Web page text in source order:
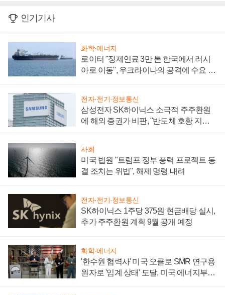
인기기사
화학·에너지
로이터 "정제연료 3만 톤 한국에서 러시
아로 이동", 우크라이나의 공격에 수요 늘
전자·전기·정보통신
삼성전자 SK하이닉스 소극적 주주환원
에 해외 증권가 비판, "반도체 호황 지속
사회
미국 법원 "트럼프 정부 풍력 프로젝트 동
결 조치는 위법", 해제 명령 내려
전자·전기·정보통신
SK하이닉스 1주당 375원 현금배당 실시,
추가 주주환원 계획 9월 공개 예정
화학·에너지
'한수원 협력사' 미국 오클로 SMR 연구용
원자로 '임계 상태' 도달, 미국 에너지부